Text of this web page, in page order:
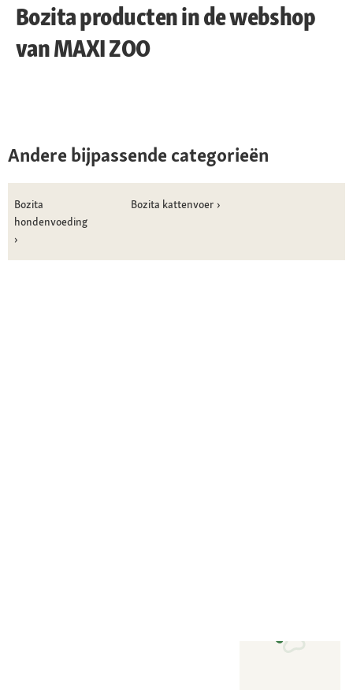
Bozita producten in de webshop
van MAXI ZOO
Andere bijpassende categorieën
Bozita
hondenvoeding
Bozita kattenvoer